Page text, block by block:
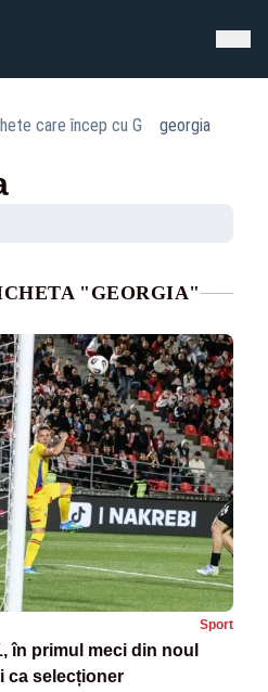
care încep cu G georgia
"GEORGIA"
Sport
în primul meci din noul
ca selecționer